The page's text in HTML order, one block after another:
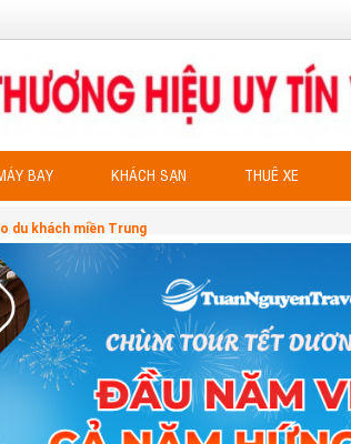
BAY KHÁCH SẠN THUÊ XE
du khách miền Trung